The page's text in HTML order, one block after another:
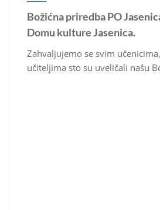
Božićna priredba PO
Domu kulture Jasenica.
Zahvaljujemo se svim
učiteljima sto su uveličali našu